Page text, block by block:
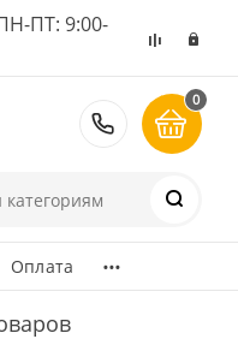
ПТ: 9:00-
8 (495)
0
Оплата ...